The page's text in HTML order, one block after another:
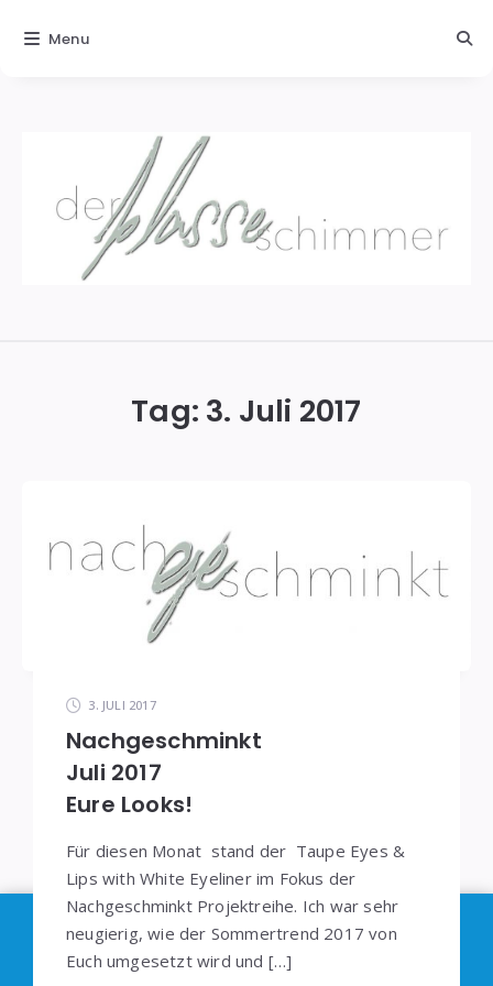
Tag: 3. Juli 2017
3. JULI 2017
Nachgeschminkt
Juli 2017
Eure Looks!
Für diesen Monat stand der Taupe Eyes &
Lips with White Eyeliner im Fokus der
Nachgeschminkt Projektreihe. Ich war sehr
neugierig, wie der Sommertrend 2017 von
Euch umgesetzt wird und […]
Menu
Im Sinne derDSGVO: Die Erfassung Deiner Daten
durchGoogle Analyticskönnen Sie durch